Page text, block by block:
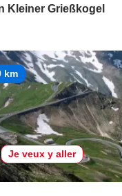
Kleiner Grießkogel
km
Je veux y aller